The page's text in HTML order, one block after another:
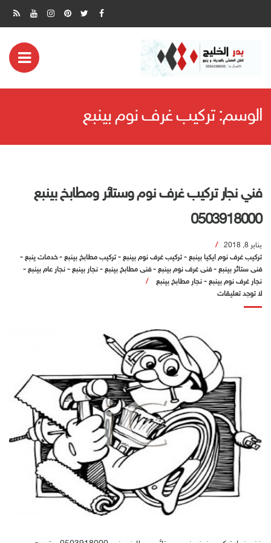
الوسم:تركيب غرف نوم بينبع
فني نجار تركيب غرف نوم وستائر ومطابخ بينبع
0503918000
يناير 8, 2018
تركيب غرف نوم ايكيا بينبع - تركيب غرف نوم بينبع - تركيب مطابخ بينبع -خدمات ينبع -
فنى ستائر بينبع -فنى غرف نوم بينبع -فنى مطابخ بينبع - نجار بينبع - نجار عام بينبع -
نجار غرف نوم بينبع - نجار مطابخ بينبع
لا توجد تعليقات